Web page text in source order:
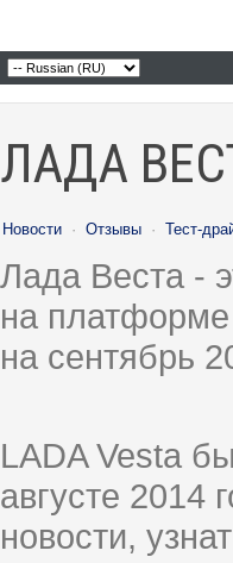
ЛАДА
Новости · Отзывы · Тест-
Лада Веста -
на
на сентябрь
LADA Vesta
августе 2014
новости,